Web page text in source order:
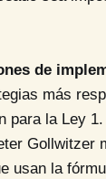
de
más
para la Ley
Gollwitzer
usan la